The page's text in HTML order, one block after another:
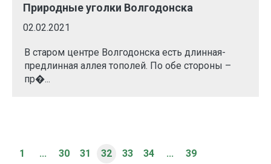
Природные уголки Волгодонска
02.02.2021
В старом центре Волгодонска есть длинная-
предлинная аллея тополей. По обе стороны –
пр�...
1 ... 30 31 32 33 34 ... 39